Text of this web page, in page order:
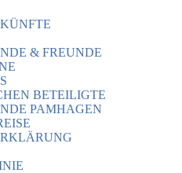
& FREUNDE
BETEILIGTE
PAMHAGEN